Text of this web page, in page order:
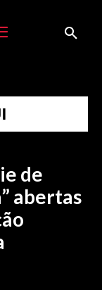
de
abertas